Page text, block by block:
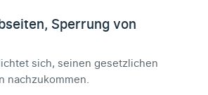
Sperrung von
sich, seinen gesetzlichen
nachzukommen.